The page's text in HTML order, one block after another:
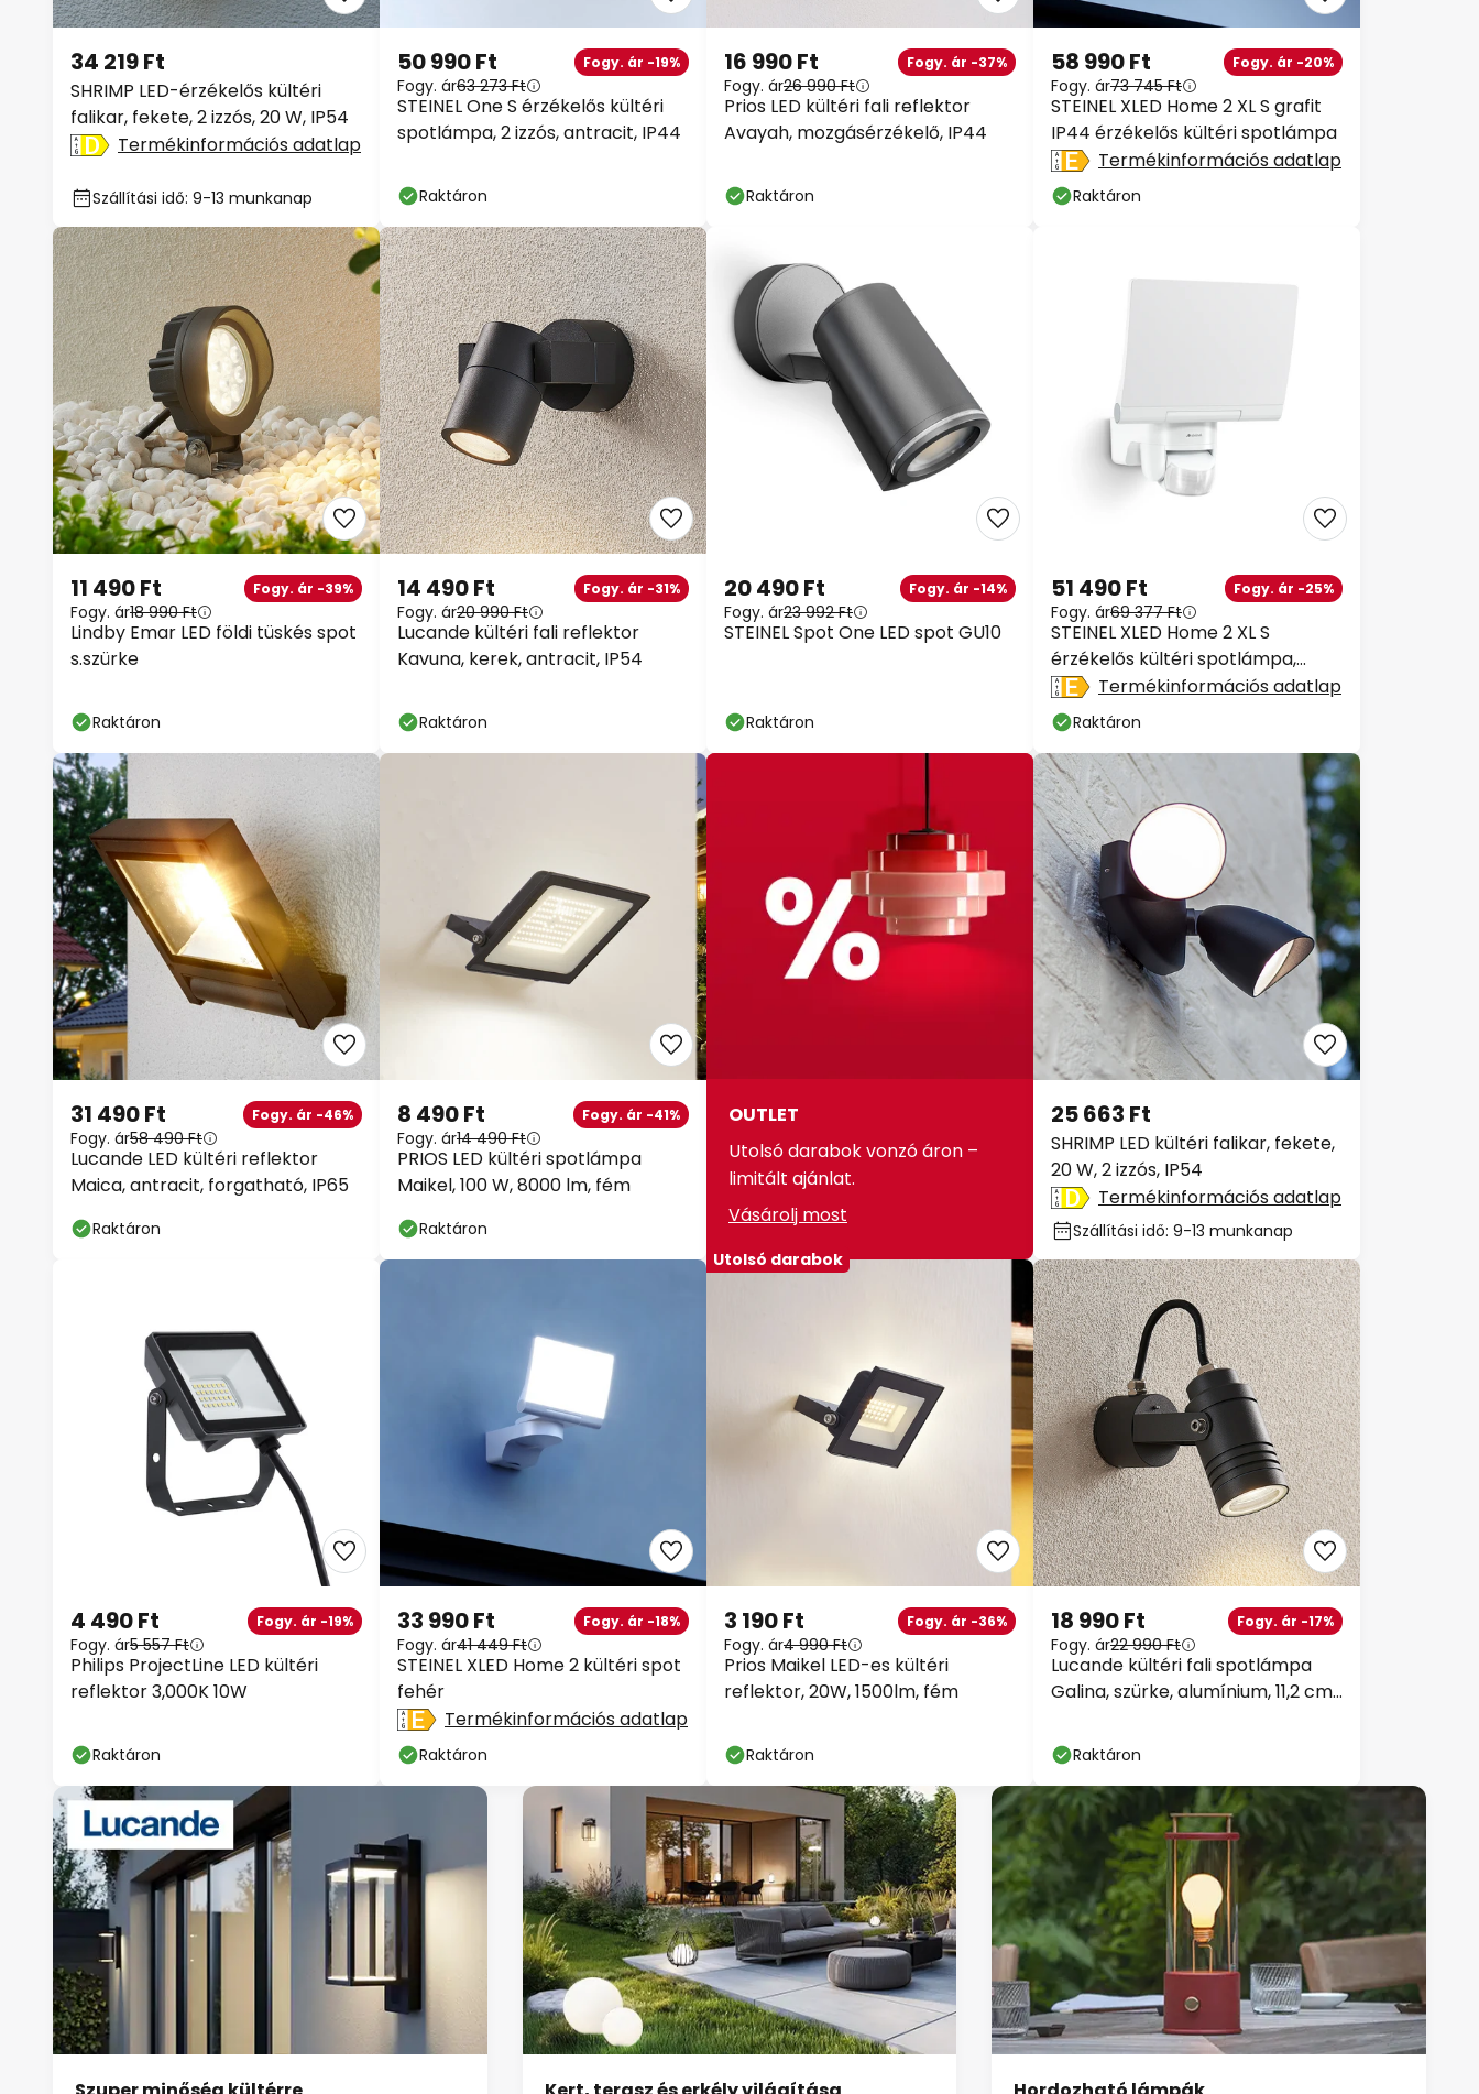
SHRIMP LED-érzékelős kültéri
falikar, fekete, 2 izzós, 20 W, IP54
34 219 Ft
Termékinformációs adatlap
Szállítási idő: 9-13 munkanap
STEINEL One S érzékelős kültéri
spotlámpa, 2 izzós, antracit, IP44
50 990 Ft Fogy. ár -19%
Fogy. ár63 273 Ft
Raktáron
Prios LED kültéri fali reflektor
Avayah, mozgásérzékelő, IP44
16 990 Ft Fogy. ár -37%
Fogy. ár26 990 Ft
Raktáron
STEINEL XLED Home 2 XL S grafit
IP44 érzékelős kültéri spotlámpa
58 990 Ft Fogy. ár -20%
Fogy. ár73 745 Ft
Termékinformációs adatlap
Raktáron
Lindby Emar LED földi tüskés spot
s.szürke
11 490 Ft Fogy. ár -39%
Fogy. ár18 990 Ft
Raktáron
Lucande kültéri fali reflektor
Kavuna, kerek, antracit, IP54
14 490 Ft Fogy. ár -31%
Fogy. ár20 990 Ft
Raktáron
STEINEL Spot One LED spot GU10
20 490 Ft Fogy. ár -14%
Fogy. ár23 992 Ft
Raktáron
STEINEL XLED Home 2 XL S
érzékelős kültéri spotlámpa,
fehér, IP44
51 490 Ft Fogy. ár -25%
Fogy. ár69 377 Ft
Termékinformációs adatlap
Raktáron
Lucande LED kültéri reflektor
Maica, antracit, forgatható, IP65
31 490 Ft Fogy. ár -46%
Fogy. ár58 490 Ft
Raktáron
PRIOS LED kültéri spotlámpa
Maikel, 100 W, 8000 lm, fém
8 490 Ft Fogy. ár -41%
Fogy. ár14 490 Ft
Raktáron
OUTLET
Utolsó darabok vonzó áron –
limitált ajánlat.
Vásárolj most
SHRIMP LED kültéri falikar, fekete,
20 W, 2 izzós, IP54
25 663 Ft
Termékinformációs adatlap
Szállítási idő: 9-13 munkanap
Philips ProjectLine LED kültéri
reflektor 3,000K 10W
4 490 Ft Fogy. ár -19%
Fogy. ár5 557 Ft
Raktáron
STEINEL XLED Home 2 kültéri spot
fehér
33 990 Ft Fogy. ár -18%
Fogy. ár41 449 Ft
Termékinformációs adatlap
Raktáron
Utolsó darabok
Prios Maikel LED-es kültéri
reflektor, 20W, 1500lm, fém
3 190 Ft Fogy. ár -36%
Fogy. ár4 990 Ft
Raktáron
Lucande kültéri fali spotlámpa
Galina, szürke, alumínium, 11,2 cm
18 990 Ft Fogy. ár -17%
Fogy. ár22 990 Ft
Raktáron